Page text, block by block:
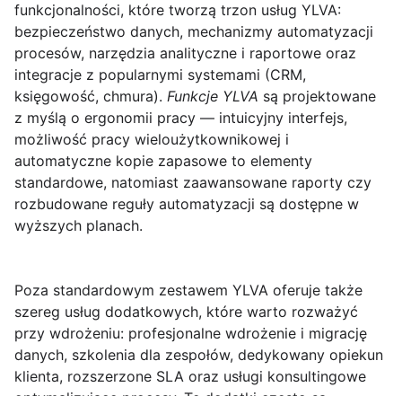
funkcjonalności, które tworzą trzon usług YLVA:
bezpieczeństwo danych, mechanizmy automatyzacji
procesów, narzędzia analityczne i raportowe oraz
integracje z popularnymi systemami (CRM,
księgowość, chmura). Funkcje YLVA są projektowane
z myślą o ergonomii pracy — intuicyjny interfejs,
możliwość pracy wieloużytkownikowej i
automatyczne kopie zapasowe to elementy
standardowe, natomiast zaawansowane raporty czy
rozbudowane reguły automatyzacji są dostępne w
wyższych planach.
Poza standardowym zestawem YLVA oferuje także
szereg usług dodatkowych, które warto rozważyć
przy wdrożeniu: profesjonalne wdrożenie i migrację
danych, szkolenia dla zespołów, dedykowany opiekun
klienta, rozszerzone SLA oraz usługi konsultingowe